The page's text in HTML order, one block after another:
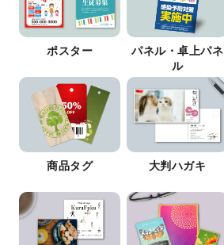
ポスター
パネル・卓上パネ
ル
商品タグ 大判ハガキ